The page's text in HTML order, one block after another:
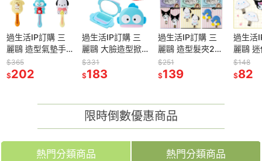
過生活IP訂購 三
麗鷗 造型氣墊手
握梳 Kitty 凱蒂貓
美樂蒂 布丁狗 酷
$365
$202
過生活IP訂購 三
麗鷗 大臉造型掀
蓋隨身鏡梳組 凱
蒂貓 美樂蒂 布丁
6751R
$331
$183
過生活IP訂購 三
麗鷗 造型髮夾2入
組 美樂蒂 布丁狗
大耳狗 酷洛米 帕
$251
$139
過生活
麗鷗
夾2入
$148
$82
限時倒數優惠商品
熱門分類商品 熱門分類商品